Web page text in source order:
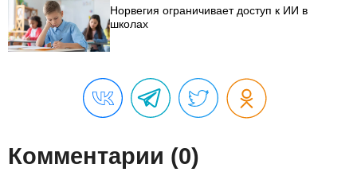
Норвегия ограничивает доступ к ИИ в
школах
Комментарии (0)